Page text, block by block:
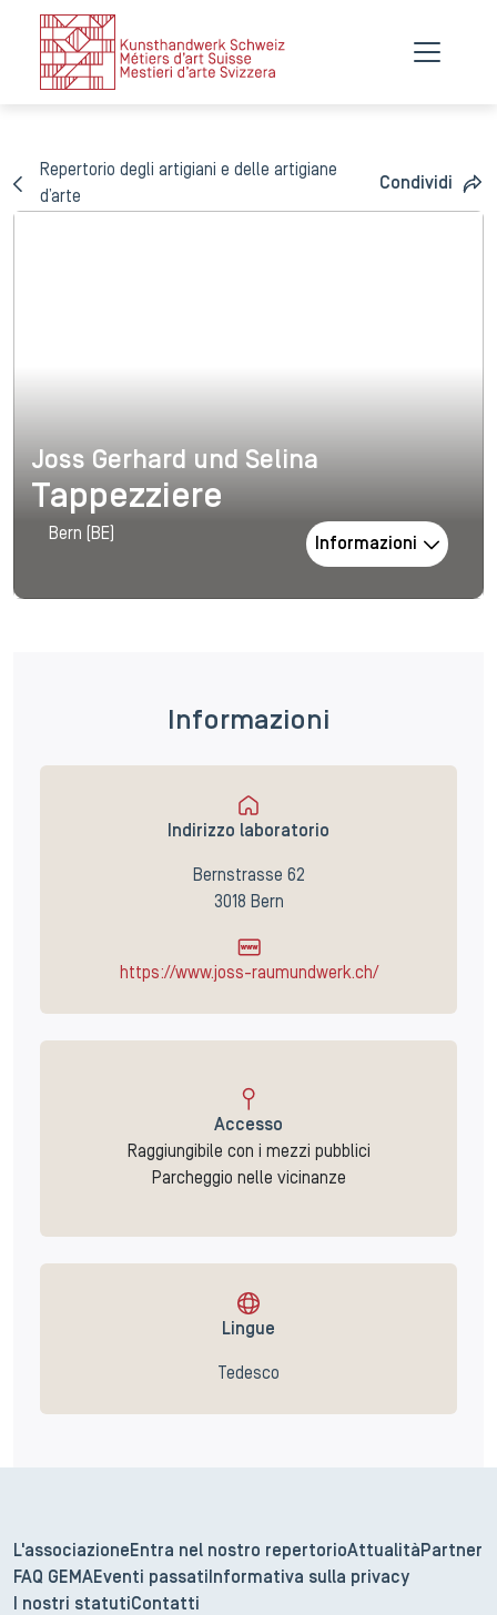
Repertorio degli artigiani e delle artigiane
d’arte
Condividi
Joss Gerhard und Selina
Joss Gerhard und Selina
Tappezziere
Bern (BE)
Informazioni
Informazioni
Indirizzo laboratorio
Bernstrasse 62
3018 Bern
https://www.joss-raumundwerk.ch/
Accesso
Raggiungibile con i mezzi pubblici
Parcheggio nelle vicinanze
Lingue
Tedesco
L'associazione Entra nel nostro repertorioAttualità Partner
FAQ GEMAEventi passati
Informativa sulla privacy
I nostri statuti Contatti